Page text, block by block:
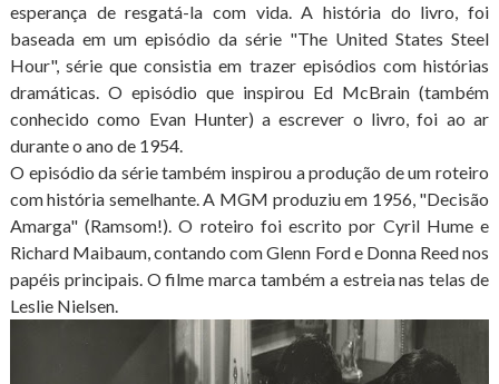
esperança de resgatá-la com vida. A história do livro, foi
baseada em um episódio da série "The United States Steel
Hour", série que consistia em trazer episódios com histórias
dramáticas. O episódio que inspirou Ed McBrain (também
conhecido como Evan Hunter) a escrever o livro, foi ao ar
durante o ano de 1954.
O episódio da série também inspirou a produção de um roteiro
com história semelhante. A MGM produziu em 1956, "Decisão
Amarga" (Ramsom!). O roteiro foi escrito por Cyril Hume e
Richard Maibaum, contando com Glenn Ford e Donna Reed nos
papéis principais. O filme marca também a estreia nas telas de
Leslie Nielsen.